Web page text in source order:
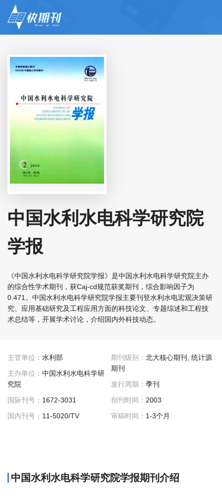
中国水利水电科学研究院
学报
《中国水利水电科学研究院学报》是中国水利水电科学研究院主办
的综合性学术期刊，获Caj-cd规范获奖期刊，综合影响因子为
0.471。中国水利水电科学研究院学报主要刊登水利水电宏观决策研
究、应用基础研究及工程应用方面的科技论文、专题综述和工程技
术总结等，开展学术讨论，介绍国内外科技动态。
主管单位： 水利部
主办单位： 中国水利水电科学研
究院
国际刊号： 1672-3031
国内刊号： 11-5020/TV
期刊级别： 北大核心期刊, 统计源
期刊
发行周期： 季刊
创刊时间： 2003
审稿时间： 1-3个月
中国水利水电科学研究院学报期刊介绍